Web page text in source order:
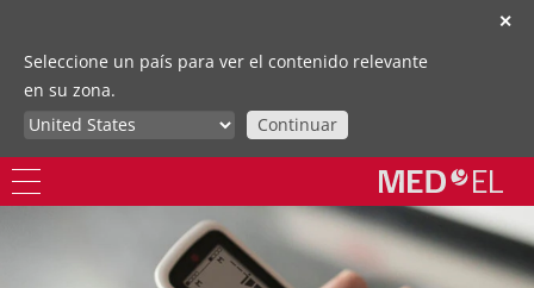
✕
Seleccione un país para ver el contenido relevante
en su zona.
Continuar